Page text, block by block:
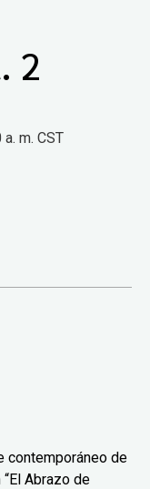
2
m. CST
contemporáneo de
Abrazo de